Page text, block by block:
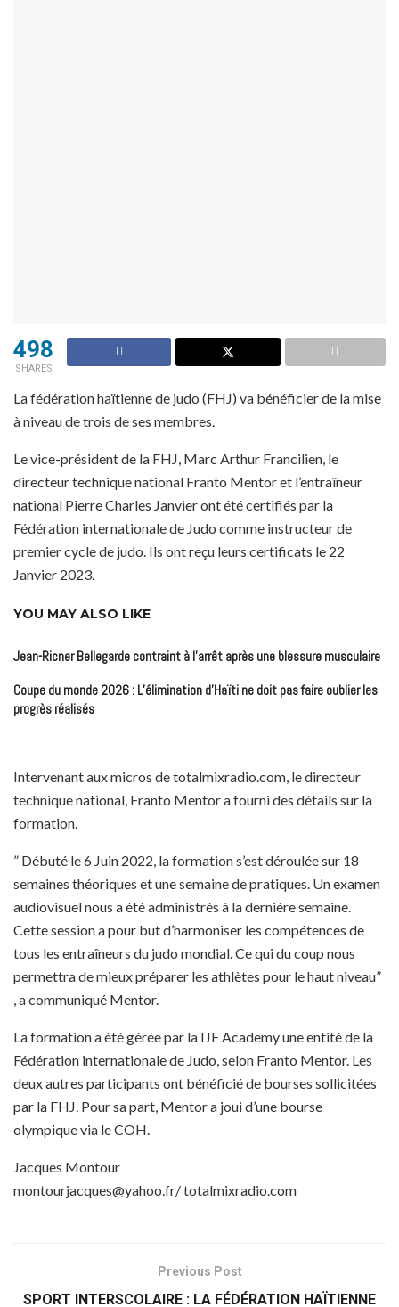
498
SHARES
La fédération haïtienne de judo (FHJ) va bénéficier de la mise
à niveau de trois de ses membres.
Le vice-président de la FHJ, Marc Arthur Francilien, le
directeur technique national Franto Mentor et l’entraîneur
national Pierre Charles Janvier ont été certifiés par la
Fédération internationale de Judo comme instructeur de
premier cycle de judo. Ils ont reçu leurs certificats le 22
Janvier 2023.
YOU MAY ALSO LIKE
Jean-Ricner Bellegarde contraint à l’arrêt après une blessure musculaire
Coupe du monde 2026 : L’élimination d’Haïti ne doit pas faire oublier les
progrès réalisés
Intervenant aux micros de totalmixradio.com, le directeur
technique national, Franto Mentor a fourni des détails sur la
formation.
” Débuté le 6 Juin 2022, la formation s’est déroulée sur 18
semaines théoriques et une semaine de pratiques. Un examen
audiovisuel nous a été administrés à la dernière semaine.
Cette session a pour but d’harmoniser les compétences de
tous les entraîneurs du judo mondial. Ce qui du coup nous
permettra de mieux préparer les athlètes pour le haut niveau”
, a communiqué Mentor.
La formation a été gérée par la IJF Academy une entité de la
Fédération internationale de Judo, selon Franto Mentor. Les
deux autres participants ont bénéficié de bourses sollicitées
par la FHJ. Pour sa part, Mentor a joui d’une bourse
olympique via le COH.
Jacques Montour
montourjacques@yahoo.fr/ totalmixradio.com
Previous Post
SPORT INTERSCOLAIRE : LA FÉDÉRATION HAÏTIENNE